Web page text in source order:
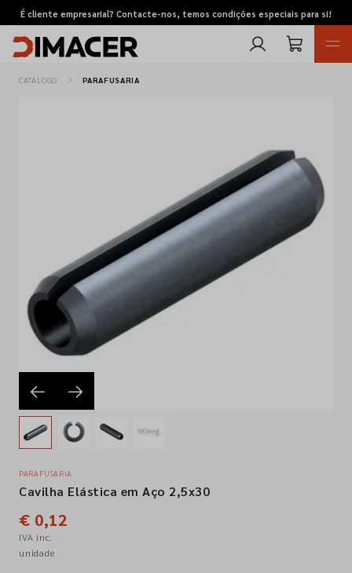
É cliente empresarial? Contacte-nos, temos condições especiais para si!
Pedidos de cotação
Marcas
Favoritos
Empresa
Contactos
Siga-nos nas redes sociais
CATÁLOGO PARAFUSARIA
PARAFUSARIA
Cavilha Elástica em Aço 2,5x30
€ 0,12
IVA inc.
unidade